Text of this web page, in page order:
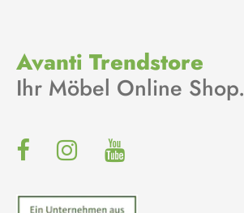
Avanti Trendstore
Ihr Möbel Online Shop.